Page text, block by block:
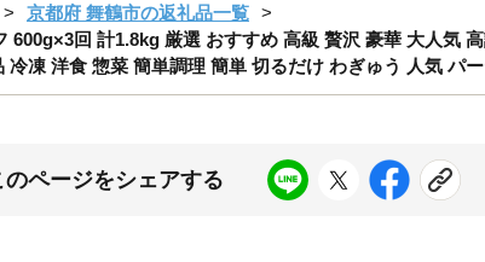
京都府 舞鶴市の返礼品一覧
600g×3回 計1.8kg 厳選 おすすめ 高級 贅沢 豪華 大人気
凍 洋食 惣菜 簡単調理 簡単 切るだけ わぎゅう 人気 パ
のページをシェアする